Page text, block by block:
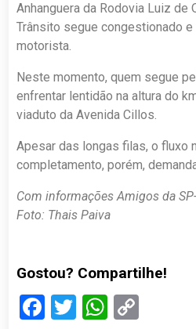
Anhanguera da Rodovia Luiz de
Trânsito segue congestionado
motorista.
Neste momento, quem segue
enfrentar lentidão na altura do
viaduto da Avenida Cillos.
Apesar das longas filas, o fluxo
completamento, porém,
Com informações Amigos da
Foto: Thais Paiva
Gostou? Compartilhe!
Facebook
Twitter